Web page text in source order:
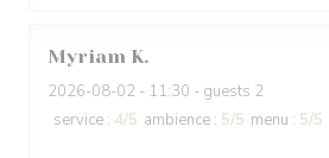
Myriam K
2026-08-02 - 11:30 - guests 2
service : 4/5 ambience : 5/5 menu : 5/5